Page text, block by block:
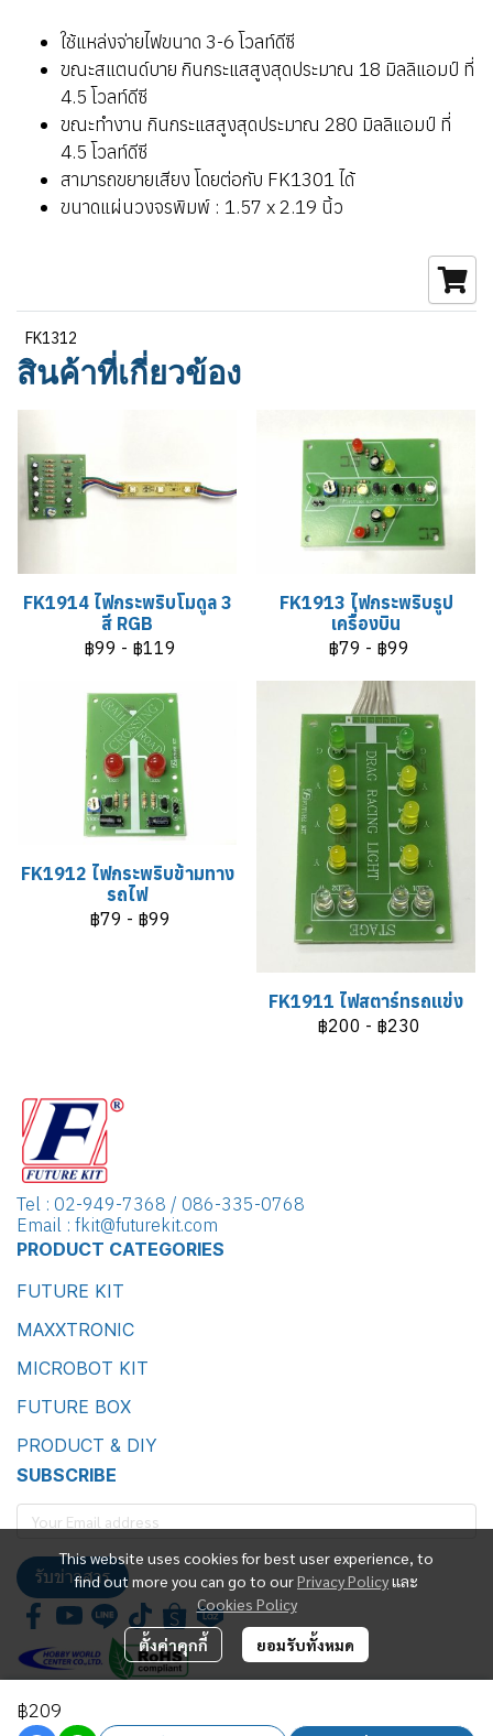
ใช้แหล่งจ่ายไฟขนาด 3-6 โวลท์ดีซี
ขณะสแตนด์บาย กินกระแสสูงสุดประมาณ 18 มิลลิแอมป์ ที่
4.5 โวลท์ดีซี
ขณะทำงาน กินกระแสสูงสุดประมาณ 280 มิลลิแอมป์ ที่
4.5 โวลท์ดีซี
สามารถขยายเสียง โดยต่อกับ FK1301 ได้
ขนาดแผ่นวงจรพิมพ์ : 1.57 x 2.19 นิ้ว
FK1312
สินค้าที่เกี่ยวข้อง
FK1914 ไฟกระพริบโมดูล 3
สี RGB
฿99 - ฿119
FK1913 ไฟกระพริบรูป
เครื่องบิน
฿79 - ฿99
FK1912 ไฟกระพริบข้ามทาง
รถไฟ
฿79 - ฿99
FK1911 ไฟสตาร์ทรถแข่ง
฿200 - ฿230
฿209
This website uses cookies for best user experience, to
find out more you can go to ourPrivacy Policyและ
Cookies Policy
ตั้งค่าคุกกี้ ยอมรับทั้งหมด
Tel : 02-949-7368 / 086-335-0768
Email : fkit@futurekit.com
PRODUCT CATEGORIES
FUTURE KIT
MAXXTRONIC
MICROBOT KIT
FUTURE BOX
PRODUCT & DIY
SUBSCRIBE
รับข่าวสาร